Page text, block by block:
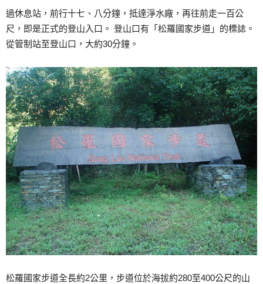
過休息站，前行十七、八分鐘，抵達淨水廠，再往前走一百公
尺，即是正式的登山入口。 登山口有「松羅國家步道」的標誌。
從管制站至登山口，大約30分鐘。
松羅國家步道全長約2公里，步道位於海拔約280至400公尺的山